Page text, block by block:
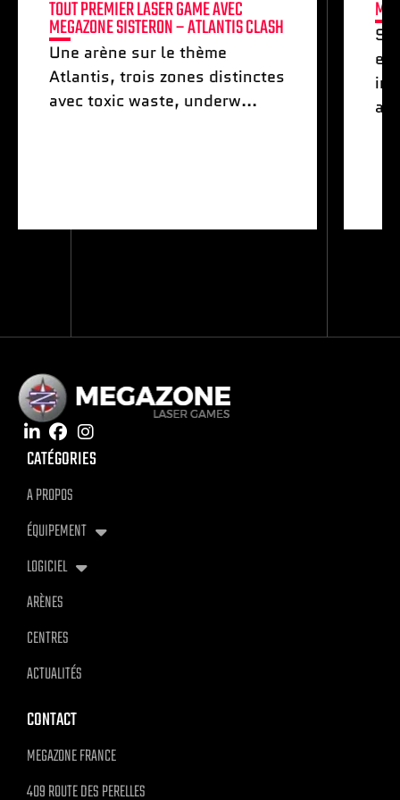
TOUT PREMIER LASER GAME AVEC
MEGAZONE SISTERON – ATLANTIS CLASH
Une arène sur le thème
Atlantis, trois zones distinctes
avec toxic waste, underw...
CATÉGORIES
A PROPOS
ÉQUIPEMENT
LOGICIEL
ARÈNES
CENTRES
ACTUALITÉS
CONTACT
MEGAZONE FRANCE
409 ROUTE DES PERELLES